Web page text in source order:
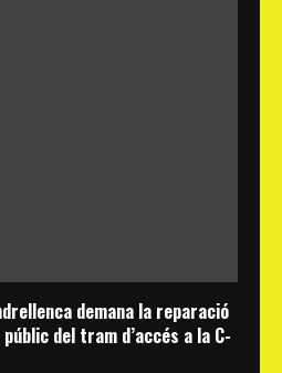
demana la reparació
del tram d’accés a la C-